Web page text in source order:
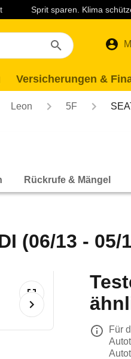
Sprit sparen. Klima
Versicherungen &
Leon 5F
Rückrufe & Mängel
(06/13 - 05/
Für